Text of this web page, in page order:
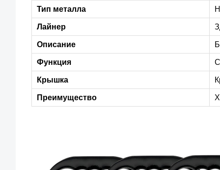
Тип металла
Лайнер
Описание
Функция
Крышка
Преимущество